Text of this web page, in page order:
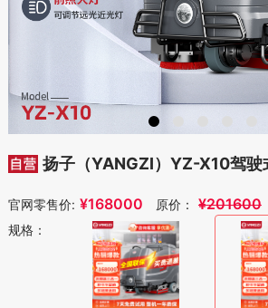
扬子（YANGZI）YZ-X10驾驶
官网零售价: ¥168000 原价： ¥201600
规格：